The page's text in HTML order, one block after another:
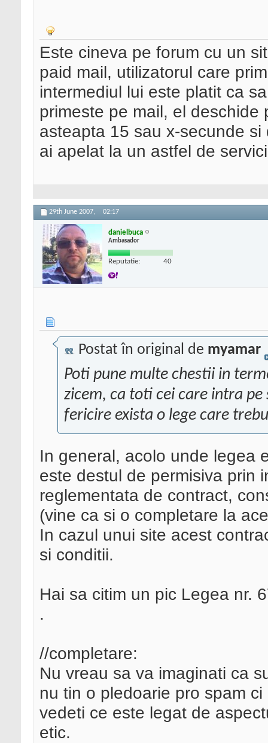
Este cineva pe forum cu un
paid mail, utilizatorul care
intermediul lui este platit ca
primeste pe mail, el
asteapta 15 sau x-secunde
ai apelat la un astfel de
29th June 2007, 02:17
danielbuca
Ambasador
Reputatie: 40
Postat în original de myamar
Poti pune multe chestii in
zicem, ca toti cei care intra
fericire exista o lege care
In general, acolo unde legea
este destul de permisiva prin
reglementata de contract,
(vine ca si o completare la
In cazul unui site acest
si conditii.
Hai sa citim un pic Legea nr.
.
//completare:
Nu vreau sa va imaginati ca
nu tin o pledoarie pro spam
vedeti ce este legat de
etic.